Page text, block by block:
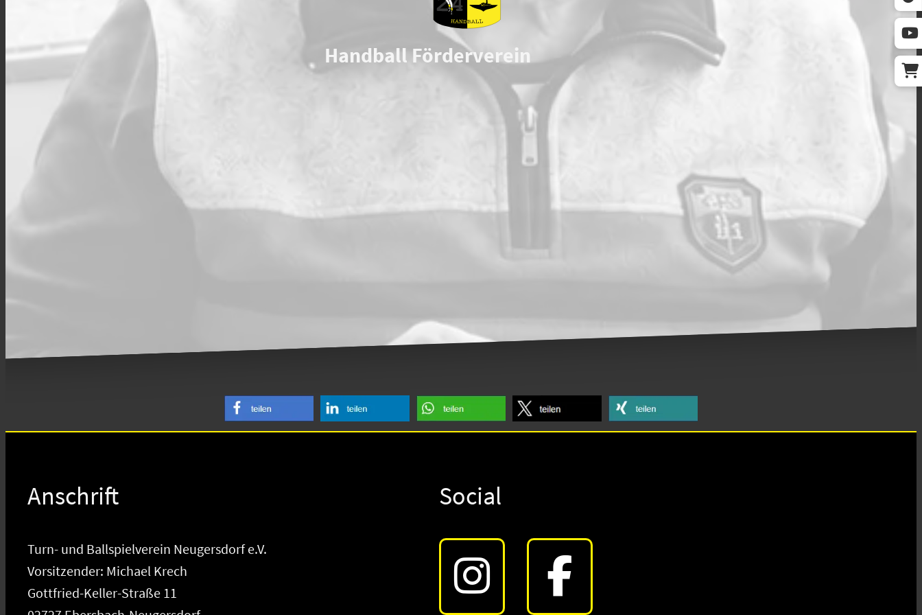
Handball Förderverein
Anschrift
Turn- und Ballspielverein Neugersdorf e.V.
Vorsitzender: Michael Krech
Gottfried-Keller-Straße 11
Social